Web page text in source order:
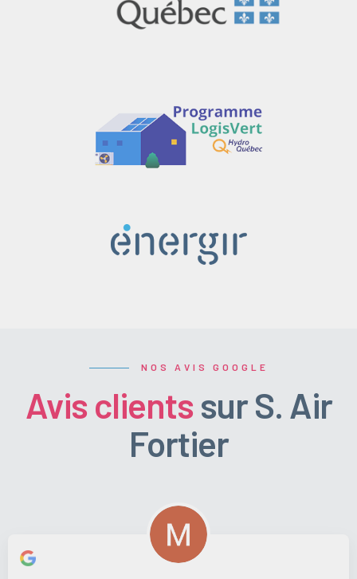
NOS AVIS GOOGLE
Avis clients sur S. Air
Fortier